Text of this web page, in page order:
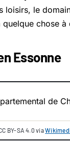
loisirs, le
quelque chose
Essonne
BY-SA 4.0 via